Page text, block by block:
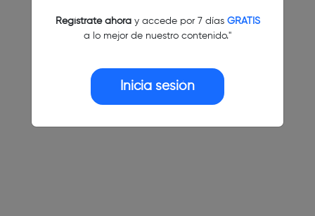
Regístrate ahoray accede por 7 días GRATIS
a lo mejor de nuestro contenido."
Inicia sesión